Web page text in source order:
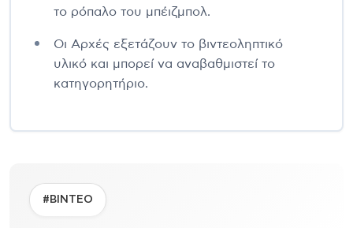
το ρόπαλο του μπέιζμπολ.
Οι Αρχές εξετάζουν το βιντεοληπτικό
υλικό και μπορεί να αναβαθμιστεί το
κατηγορητήριο.
#ΒΙΝΤΕΟ